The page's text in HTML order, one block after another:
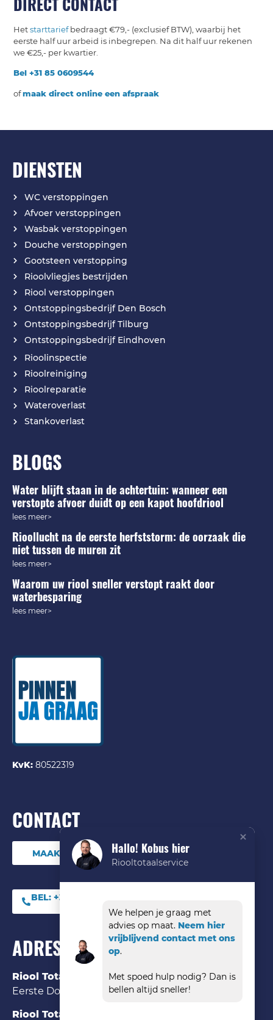
Hetstarttariefbedraagt €79,- (exclusief BTW), waarbij het
eerste half uur arbeid is inbegrepen. Na dit half uur rekenen
we €25,- per kwartier.
Bel +31 85 0609544
ofmaak direct online een afspraak
DIENSTEN
WC verstoppingen
Afvoer verstoppingen
Wasbak verstoppingen
Douche verstoppingen
Gootsteen verstopping
Rioolvliegjes bestrijden
Riool verstoppingen
Ontstoppingsbedrijf Den Bosch
Ontstoppingsbedrijf Tilburg
Ontstoppingsbedrijf Eindhoven
Rioolinspectie
Rioolreiniging
Rioolreparatie
Wateroverlast
Stankoverlast
BLOGS
Water blijft staan in de achtertuin: wanneer een
verstopte afvoer duidt op een kapot hoofdriool
lees meer>
Rioollucht na de eerste herfststorm: de oorzaak die
niet tussen de muren zit
lees meer>
Waarom uw riool sneller verstopt raakt door
waterbesparing
lees meer>
KvK: 80522319
CONTACT
MAAK DIRECT EEN ONLINE AFSPRAAK
BEL: +31 (0) 85 06 09
ADRES
Riool Totaal Service Den Bosch
Eerste Donk 121 ‘s-Hertogenbosch, 5233 HK
Riool Totaal Service Eindhoven
Hallo! Kobus hier
Riooltotaalservice
We helpen je graag met
advies op maat. Neem hier
vrijblijvend contact met ons
op.
Met spoed hulp nodig? Dan is
bellen altijd sneller!